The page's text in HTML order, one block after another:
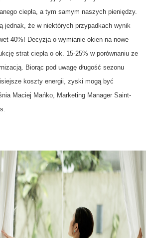
ciepła, a tym samym naszych pieniędzy.
jednak, że w niektórych przypadkach wynik
40%! Decyzja o wymianie okien na nowe
strat ciepła o ok. 15-25% w porównaniu ze
Biorąc pod uwagę długość sezonu
koszty energii, zyski mogą być
Maciej Mańko, Marketing Manager Saint-